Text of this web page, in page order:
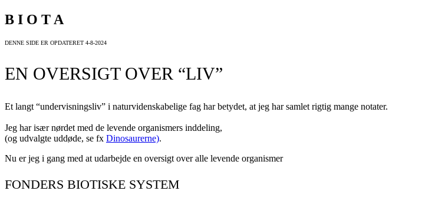
B I O T A
DENNE SIDE ER OPDATERET 4-8-2024
EN OVERSIGT OVER “LIV”
Et langt “undervisningsliv” i naturvidenskabelige fag har betydet, at jeg har samlet rigtig mange notater.
Jeg har især nørdet med de levende organismers inddeling,
(og udvalgte uddøde, se fx Dinosaurerne).
Nu er jeg i gang med at udarbejde en oversigt over alle levende organismer
FONDERS BIOTISKE SYSTEM